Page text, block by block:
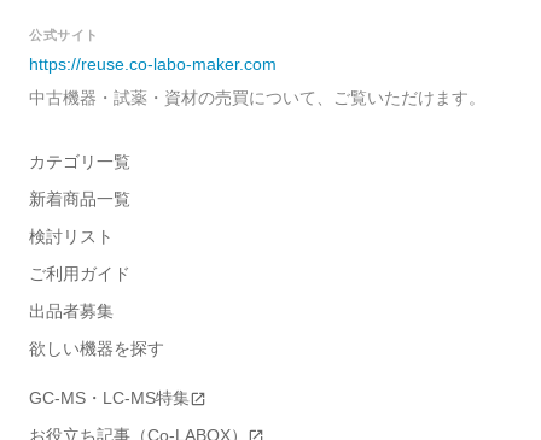
公式サイト
https://reuse.co-labo-maker.com
中古機器・試薬・資材の売買について、ご覧いただけます。
カテゴリ一覧
新着商品一覧
検討リスト
ご利用ガイド
出品者募集
欲しい機器を探す
GC-MS・LC-MS特集
お役立ち記事（Co-LABOX）